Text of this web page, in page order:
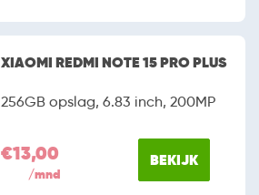
XIAOMI REDMI NOTE 15 PRO PLUS
256GB opslag, 6.83 inch, 200MP
€13,00
/mnd
BEKIJK